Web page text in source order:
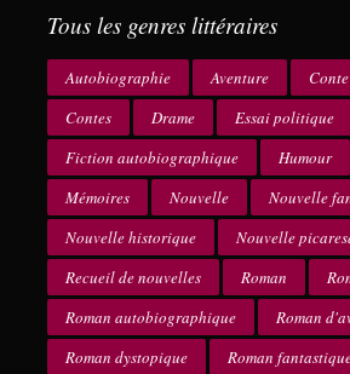
Tous les genres littéraires
Autobiographie Aventure
Contes
Drame Essai politique
Fiction autobiographique
Humour
Mémoires
Nouvelle
Nouvelle
Nouvelle historique
Nouvelle
Recueil de nouvelles
Roman
Roman autobiographique
Roman
Roman dystopique
Roman